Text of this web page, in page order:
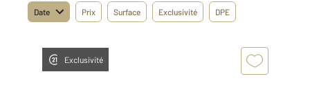
Date Prix Surface Exclusivité DPE
Exclusivité